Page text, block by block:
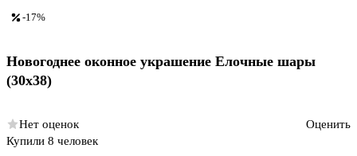
-17%
Новогоднее оконное украшение Елочные шары
(30х38)
Нет оценок
Оценить
Купили 8 человек